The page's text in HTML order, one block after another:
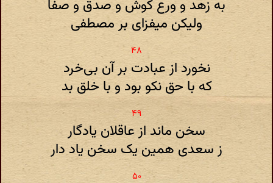
به زهد و ورع کوش و صدق و صفا
ولیکن میفزای بر مصطفی
نخورد از عبادت بر آن بی‌خرد
که با حق نکو بود و با خلق بد
سخن ماند از عاقلان یادگار
ز سعدی همین یک سخن یاد دار